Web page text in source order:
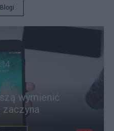
Blogi
wymienić
zaczyna